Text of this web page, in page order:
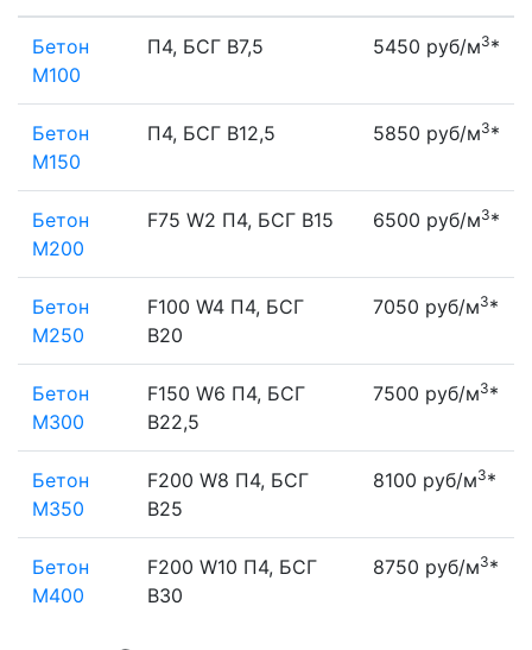
Бетон
М100
П4, БСГ В7,5 5450 руб/м3*
Бетон
М150
П4, БСГ В12,5 5850 руб/м3*
Бетон
М200
F75 W2 П4, БСГ В15 6500 руб/м3*
Бетон
М250
F100 W4 П4, БСГ
В20
7050 руб/м3*
Бетон
М300
F150 W6 П4, БСГ
В22,5
7500 руб/м3*
Бетон
М350
F200 W8 П4, БСГ
В25
8100 руб/м3*
Бетон
М400
F200 W10 П4, БСГ
В30
8750 руб/м3*